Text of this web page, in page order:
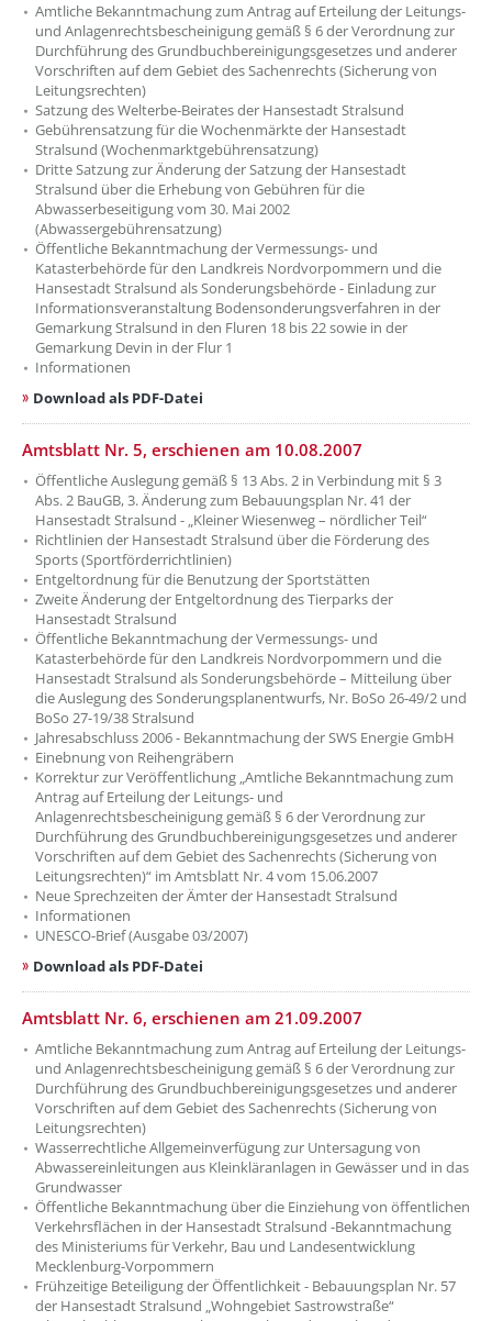
Amtliche Bekanntmachung zum Antrag auf Erteilung der Leitungs-
und Anlagenrechtsbescheinigung gemäß § 6 der Verordnung zur
Durchführung des Grundbuchbereinigungsgesetzes und anderer
Vorschriften auf dem Gebiet des Sachenrechts (Sicherung von
Leitungsrechten)
Satzung des Welterbe-Beirates der Hansestadt Stralsund
Gebührensatzung für die Wochenmärkte der Hansestadt
Stralsund (Wochenmarktgebührensatzung)
Dritte Satzung zur Änderung der Satzung der Hansestadt
Stralsund über die Erhebung von Gebühren für die
Abwasserbeseitigung vom 30. Mai 2002
(Abwassergebührensatzung)
Öffentliche Bekanntmachung der Vermessungs- und
Katasterbehörde für den Landkreis Nordvorpommern und die
Hansestadt Stralsund als Sonderungsbehörde - Einladung zur
Informationsveranstaltung Bodensonderungsverfahren in der
Gemarkung Stralsund in den Fluren 18 bis 22 sowie in der
Gemarkung Devin in der Flur 1
Informationen
Download als PDF-Datei
Amtsblatt Nr. 5, erschienen am 10.08.2007
Öffentliche Auslegung gemäß § 13 Abs. 2 in Verbindung mit § 3
Abs. 2 BauGB, 3. Änderung zum Bebauungsplan Nr. 41 der
Hansestadt Stralsund - „Kleiner Wiesenweg – nördlicher Teil“
Richtlinien der Hansestadt Stralsund über die Förderung des
Sports (Sportförderrichtlinien)
Entgeltordnung für die Benutzung der Sportstätten
Zweite Änderung der Entgeltordnung des Tierparks der
Hansestadt Stralsund
Öffentliche Bekanntmachung der Vermessungs- und
Katasterbehörde für den Landkreis Nordvorpommern und die
Hansestadt Stralsund als Sonderungsbehörde – Mitteilung über
die Auslegung des Sonderungsplanentwurfs, Nr. BoSo 26-49/2 und
BoSo 27-19/38 Stralsund
Jahresabschluss 2006 - Bekanntmachung der SWS Energie GmbH
Einebnung von Reihengräbern
Korrektur zur Veröffentlichung „Amtliche Bekanntmachung zum
Antrag auf Erteilung der Leitungs- und
Anlagenrechtsbescheinigung gemäß § 6 der Verordnung zur
Durchführung des Grundbuchbereinigungsgesetzes und anderer
Vorschriften auf dem Gebiet des Sachenrechts (Sicherung von
Leitungsrechten)“ im Amtsblatt Nr. 4 vom 15.06.2007
Neue Sprechzeiten der Ämter der Hansestadt Stralsund
Informationen
UNESCO-Brief (Ausgabe 03/2007)
Download als PDF-Datei
Amtsblatt Nr. 6, erschienen am 21.09.2007
Amtliche Bekanntmachung zum Antrag auf Erteilung der Leitungs-
und Anlagenrechtsbescheinigung gemäß § 6 der Verordnung zur
Durchführung des Grundbuchbereinigungsgesetzes und anderer
Vorschriften auf dem Gebiet des Sachenrechts (Sicherung von
Leitungsrechten)
Wasserrechtliche Allgemeinverfügung zur Untersagung von
Abwassereinleitungen aus Kleinkläranlagen in Gewässer und in das
Grundwasser
Öffentliche Bekanntmachung über die Einziehung von öffentlichen
Verkehrsflächen in der Hansestadt Stralsund -Bekanntmachung
des Ministeriums für Verkehr, Bau und Landesentwicklung
Mecklenburg-Vorpommern
Frühzeitige Beteiligung der Öffentlichkeit - Bebauungsplan Nr. 57
der Hansestadt Stralsund „Wohngebiet Sastrowstraße“